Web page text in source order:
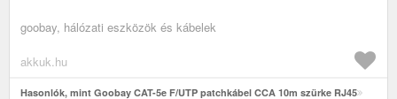
goobay, hálózati eszközök és kábelek
akkuk.hu
Hasonlók, mint Goobay CAT-5e F/UTP patchkábel CCA 10m szürke RJ45